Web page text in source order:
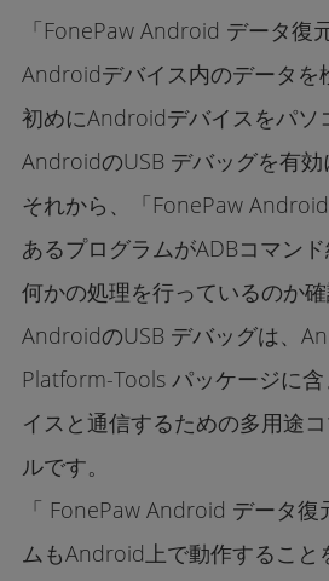
15
「FonePaw Android データ復
Androidデバイス内のデータを
初めにAndroidデバイスをパソ
AndroidのUSB デバッグを有効
それから、「FonePaw Android
あるプログラムがADBコマン
何かの処理を行っているのか確
AndroidのUSB デバッグは、
Platform-Tools パッケージに
イスと通信するための多用途
ルです。
「 FonePaw Android データ
ムもAndroid上で動作すること